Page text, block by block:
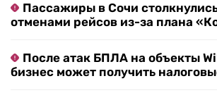
Пассажиры в Сочи
отменами рейсов из-за плана
После атак БПЛА на объекты
бизнес может получить